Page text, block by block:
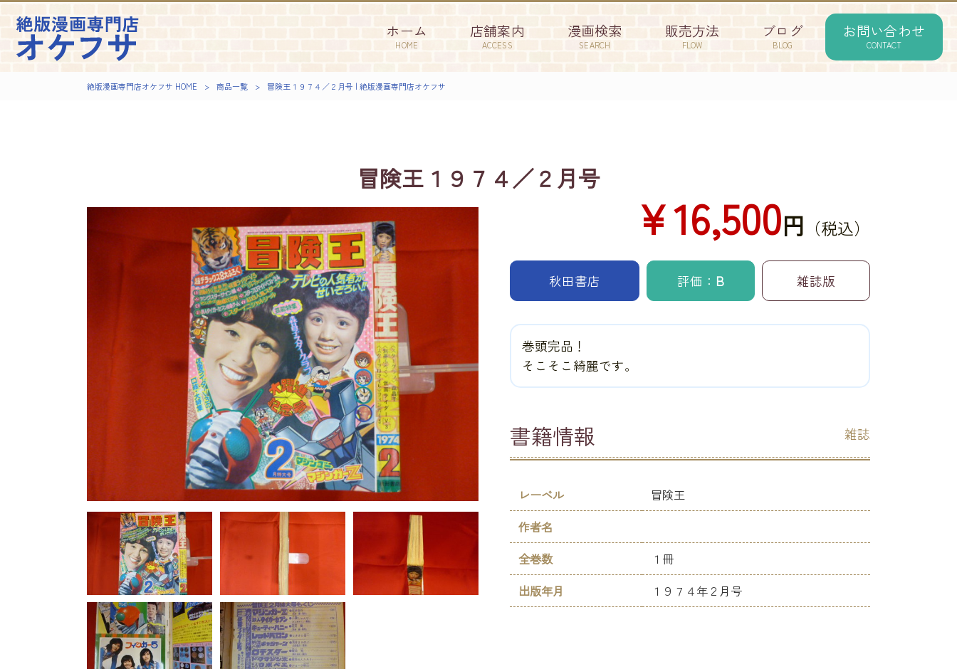
ホーム
HOME
店舗案内
ACCESS
漫画検索
SEARCH
販売方法
FLOW
ブログ
BLOG
お問い合わせ
CONTACT
絶版漫画専門店オケフサ HOME > 商品一覧 > 冒険王１９７４／２月号 | 絶版漫画専門店オケフサ
冒険王１９７４／２月号
￥16,500円 （税込）
秋田書店 評価： B 雑誌版
巻頭完品！
そこそこ綺麗です。
書籍情報 雑誌
レーベル
冒険王
作者名
全巻数
１冊
出版年月
１９７４年２月号